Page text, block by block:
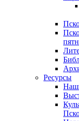
Ресурсы